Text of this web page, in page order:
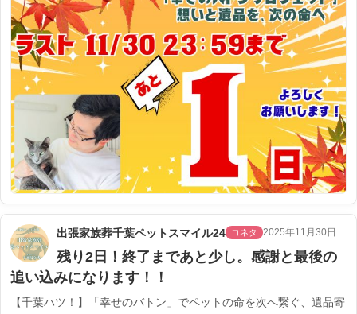
出張家族葬千葉ペットスマイル24 コネタ 2025年11月30日
残り2日！終了まであと少し。感謝と最後の
追い込みになります！！
【千葉ハツ！】「幸せのバトン」でペットの命を次へ繋ぐ、遺品寄